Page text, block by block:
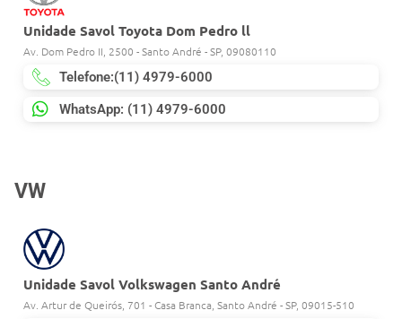
Unidade Savol Toyota Dom Pedro ll
Av. Dom Pedro II, 2500 - Santo André - SP, 09080110
Telefone:(11) 4979-6000
WhatsApp: (11) 4979-6000
VW
Unidade Savol Volkswagen Santo André
Av. Artur de Queirós, 701 - Casa Branca, Santo André - SP, 09015-510